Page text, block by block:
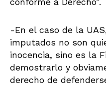
-En el caso de la
imputados no son
inocencia, sino es la
demostrarlo y
derecho de